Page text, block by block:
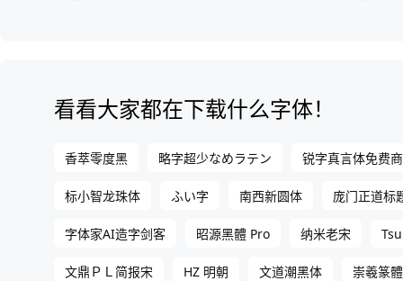
看看大家都在下载什么字体！
香萃零度黑 略字超少なめラテン 锐字真言体免费
标小智龙珠体 ふい字 南西新圆体 庞门正道标
字体家AI造字剑客 昭源黑體 Pro 纳米老宋
文鼎ＰＬ简报宋 HZ 明朝 文道潮黑体 崇羲篆體